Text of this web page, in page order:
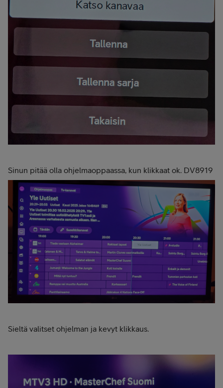
Sinun pitää olla ohjelmaoppaassa, kun klikkaat ok. DV8919
Sieltä valitset ohjelman ja kevyt klikkaus.